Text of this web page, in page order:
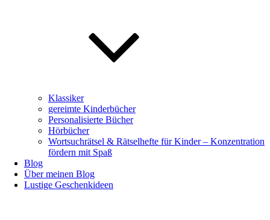
Klassiker
gereimte Kinderbücher
Personalisierte Bücher
Hörbücher
Wortsuchrätsel & Rätselhefte für Kinder – Konzentration
fördern mit Spaß
Blog
Über meinen Blog
Lustige Geschenkideen